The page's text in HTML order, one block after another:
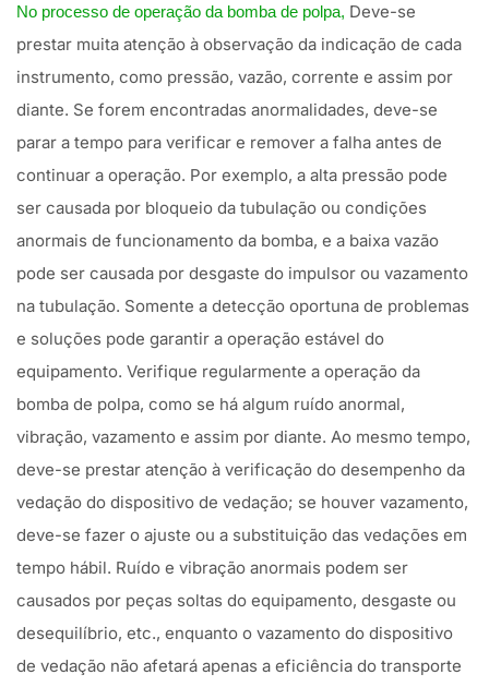
No processo de operação da bomba de polpa, Deve-se
prestar muita atenção à observação da indicação de cada
instrumento, como pressão, vazão, corrente e assim por
diante. Se forem encontradas anormalidades, deve-se
parar a tempo para verificar e remover a falha antes de
continuar a operação. Por exemplo, a alta pressão pode
ser causada por bloqueio da tubulação ou condições
anormais de funcionamento da bomba, e a baixa vazão
pode ser causada por desgaste do impulsor ou vazamento
na tubulação. Somente a detecção oportuna de problemas
e soluções pode garantir a operação estável do
equipamento. Verifique regularmente a operação da
bomba de polpa, como se há algum ruído anormal,
vibração, vazamento e assim por diante. Ao mesmo tempo,
deve-se prestar atenção à verificação do desempenho da
vedação do dispositivo de vedação; se houver vazamento,
deve-se fazer o ajuste ou a substituição das vedações em
tempo hábil. Ruído e vibração anormais podem ser
causados por peças soltas do equipamento, desgaste ou
desequilíbrio, etc., enquanto o vazamento do dispositivo
de vedação não afetará apenas a eficiência do transporte